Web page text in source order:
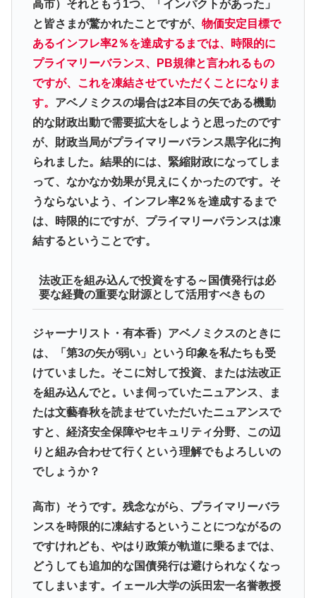
高市）それともう1つ、「インパクトがあった」
と皆さまが驚かれたことですが、 物価安定目標で
あるインフレ率2％を達成するまでは、時限的に
プライマリーバランス、PB規律と言われるもの
ですが、これを凍結させていただくことになりま
す。 アベノミクスの場合は2本目の矢である機動
的な財政出動で需要拡大をしようと思ったのです
が、財政当局がプライマリーバランス黒字化に拘
られました。結果的には、緊縮財政になってしま
って、なかなか効果が見えにくかったのです。そ
うならないよう、インフレ率2％を達成するまで
は、時限的にですが、プライマリーバランスは凍
結するということです。
法改正を組み込んで投資をする～国債発行は必
要な経費の重要な財源として活用すべきもの
ジャーナリスト・有本香）アベノミクスのときに
は、「第3の矢が弱い」という印象を私たちも受
けていました。そこに対して投資、または法改正
を組み込んでと。いま伺っていたニュアンス、ま
たは文藝春秋を読ませていただいたニュアンスで
すと、経済安全保障やセキュリティ分野、この辺
りと組み合わせて行くという理解でもよろしいの
でしょうか？
高市）そうです。残念ながら、プライマリーバラ
ンスを時限的に凍結するということにつながるの
ですけれども、やはり政策が軌道に乗るまでは、
どうしても追加的な国債発行は避けられなくなっ
てしまいます。イェール大学の浜田宏一名誉教授